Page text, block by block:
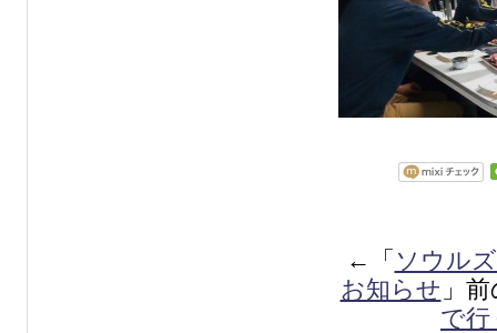
←「 ソウル
お知らせ 」
で